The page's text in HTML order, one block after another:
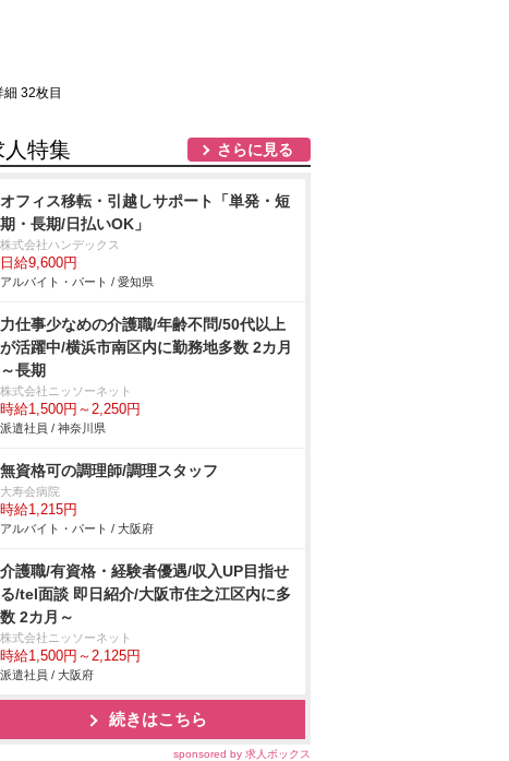
32枚目
人特集 さらに見る
オフィス移転・引越しサポート「単発・短
期・長期/日払いOK」
株式会社ハンデックス
日給9,600円
アルバイト・パート / 愛知県
力仕事少なめの介護職/年齢不問/50代以上
が活躍中/横浜市南区内に勤務地多数 2カ月
～長期
株式会社ニッソーネット
時給1,500円～2,250円
派遣社員 / 神奈川県
無資格可の調理師/調理スタッフ
大寿会病院
時給1,215円
アルバイト・パート / 大阪府
介護職/有資格・経験者優遇/収入UP目指せ
る/tel面談 即日紹介/大阪市住之江区内に多
数 2カ月～
株式会社ニッソーネット
時給1,500円～2,125円
派遣社員 / 大阪府
続きはこちら
sponsored by 求人ボックス